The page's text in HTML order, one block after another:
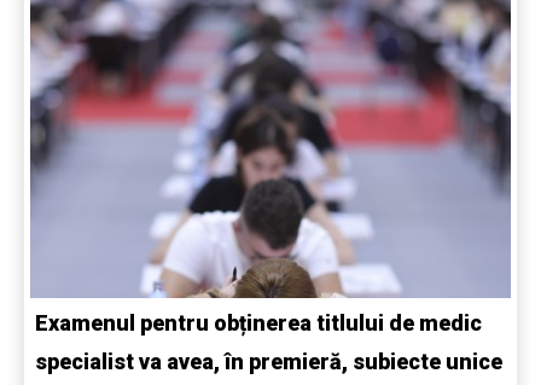
Examenul pentru obținerea titlului de medic
specialist va avea, în premieră, subiecte unice